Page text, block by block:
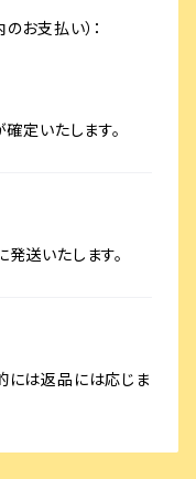
お支払い）：
定いたします。
送いたします。
には返品には応じま